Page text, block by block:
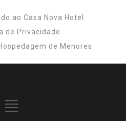
ao Casa Nova Hotel
de Privacidade
de Menores